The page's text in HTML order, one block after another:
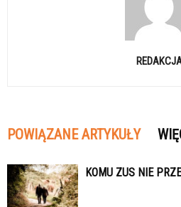
POWIĄZANE ARTYKUŁY
KOMU ZUS NIE